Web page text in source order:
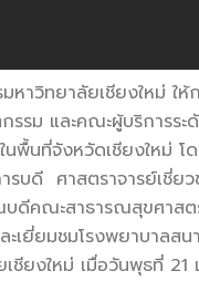
วิทยาลัยเชียงใหม่ ให้
ม และคณะผู้บริการระ
พื้นที่จังหวัดเชียงใหม่
รบดี ศาสตราจารย์เชี่
ณะสาธารณสุขศาสตร์
เยี่ยมชมโรงพยาบาล
ชียงใหม่ เมื่อวันพุธที่ 21